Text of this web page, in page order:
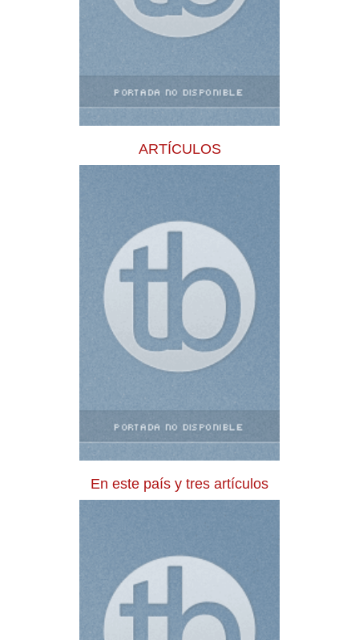
ARTÍCULOS
En este país y tres artículos